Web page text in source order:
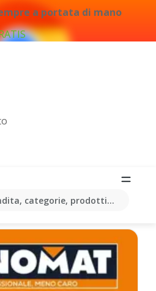
a portata di mano
categorie, prodotti...
più recenti